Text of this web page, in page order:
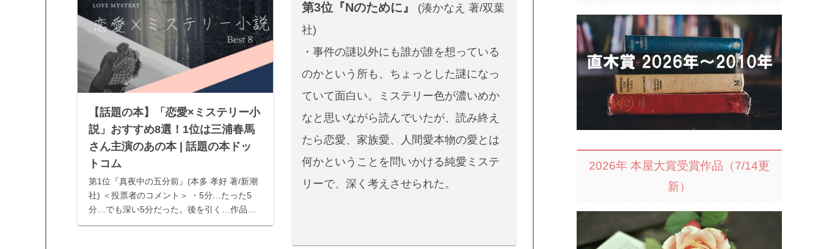
【話題の本】「恋愛×ミステリー小
説」おすすめ8選！1位は三浦春馬
さん主演のあの本 | 話題の本ドッ
トコム
第1位『真夜中の五分前』(本多 孝好 著/新潮
社) ＜投票者のコメント＞ ・5分…たった5
分…でも深い5分だった。後を引く…作品。
・５分間という時間が運命を分けてしまうこ
第3位『Nのために』
(湊かなえ 著/双葉
社)
・事件の謎以外にも誰が誰を想っている
のかという所も、ちょっとした謎になっ
ていて面白い。ミステリー色が濃いめか
なと思いながら読んでいたが、読み終え
たら恋愛、家族愛、人間愛本物の愛とは
何かということを問いかける純愛ミステ
リーで、深く考えさせられた。
2026年 本屋大賞受賞作品（7/14更
新）